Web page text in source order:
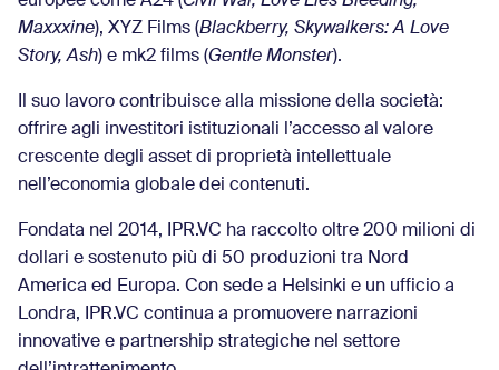
Maxxxine), XYZ Films (Blackberry, Skywalkers: A Love
Story, Ash) e mk2 films (Gentle Monster).
Il suo lavoro contribuisce alla missione della società:
offrire agli investitori istituzionali l’accesso al valore
crescente degli asset di proprietà intellettuale
nell’economia globale dei contenuti.
Fondata nel 2014, IPR.VC ha raccolto oltre 200 milioni di
dollari e sostenuto più di 50 produzioni tra Nord
America ed Europa. Con sede a Helsinki e un ufficio a
Londra, IPR.VC continua a promuovere narrazioni
innovative e partnership strategiche nel settore